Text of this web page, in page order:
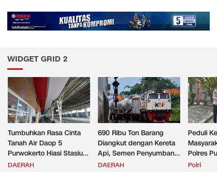
WIDGET GRID 2
Tumbuhkan Rasa Cinta
Tanah Air Daop 5
Purwokerto Hiasi Stasiun
dengan Ornamen
DAERAH
690 Ribu Ton Barang
Diangkut dengan Kereta
Api, Semen Penyumbang
Volume Terbesar
DAERAH
Peduli
Polres
Jemput
Polri